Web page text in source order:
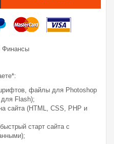
Финансы
файлы для Photoshop
Flash);
сайта (HTML, CSS, PHP и
старт сайта с